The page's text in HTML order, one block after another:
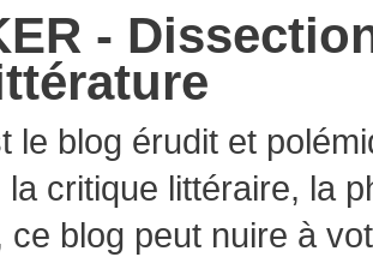
-
le blog érudit et
la critique littéraire, la
ce blog peut nuire à